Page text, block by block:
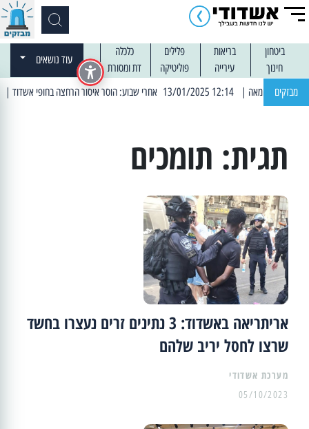
ביטחון בריאות פלילים
כלכלה
חינוך
עירייה פוליטיקה דת ומסורת
עוד נושאים
מבזקים | 12:14 13/01/2025 אחרי שבוע: הוסר איסור הרחצה בחופי אשדוד | 13:04 14/01/2025 עובדים בלילות: עבודות קרצוף וריבוד אספלט
תגית: תומכים
אריתריאה באשדוד: 3 נתינים זרים נעצרו בחשד
שרצו לחסל יריב שלהם
מערכת אשדודי
05/10/2023